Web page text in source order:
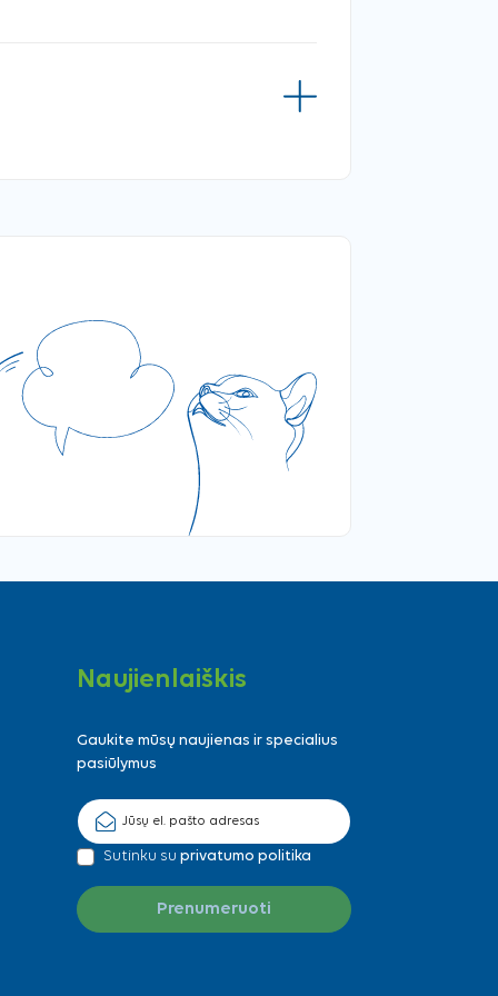
Naujienlaiškis
Gaukite mūsų naujienas ir specialius
pasiūlymus
Sutinku su privatumo politika